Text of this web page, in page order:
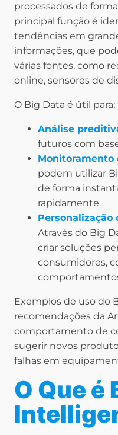
processados de
principal função é
tendências em
informações, que
várias fontes, como
online, sensores de
O Big Data é útil para:
Análise
futuros com
Monitoramento
podem utilizar
de forma
rapidamente.
Personalização
Através do Big
criar soluções
consumidores,
Exemplos de uso do
recomendações da
comportamento de
sugerir novos
falhas em
O Que é